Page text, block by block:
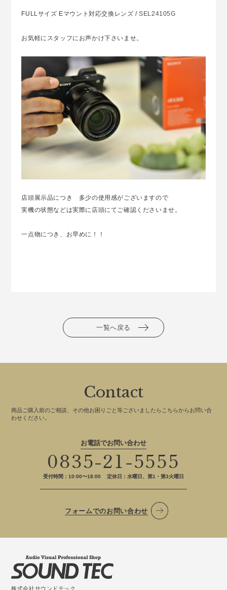
FULLサイズ Eマウント対応交換レンズ /SEL24105G
お気軽にスタッフにお声かけ下さいませ。
店頭展示品につき 多少の使用感がございますので
実機の状態などは実際に店頭にてご確認くださいませ。
一点物につき、お早めに！！
一覧へ戻る
Contact
商品ご購入前のご相談、その他お困りごと等ございましたらこちらからお問い合
わせください。
お電話でお問い合わせ
0835-21-5555
受付時間：10:00〜18:00 定休日：水曜日、第1・第3火曜日
フォームでのお問い合わせ
株式会社サウンドテック